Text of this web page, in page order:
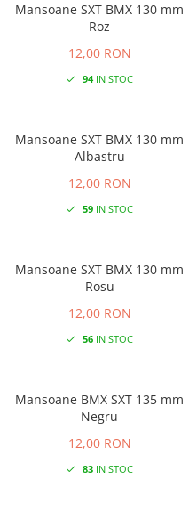
Mansoane SXT BMX 130 mm
Roz
12,00 RON
94IN STOC
Mansoane SXT BMX 130 mm
Albastru
12,00 RON
59IN STOC
Mansoane SXT BMX 130 mm
Rosu
12,00 RON
56IN STOC
Mansoane BMX SXT 135 mm
Negru
12,00 RON
83IN STOC